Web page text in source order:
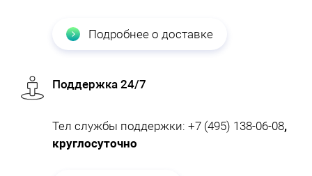
Подробнее о доставке
Поддержка 24/7
Тел службы поддержки: +7 (495) 138-06-08,
круглосуточно